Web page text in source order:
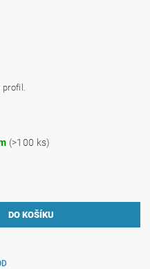
(>100 ks)